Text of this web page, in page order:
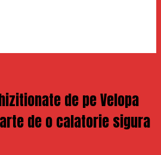
de pe Velopa
de o calatorie sigura